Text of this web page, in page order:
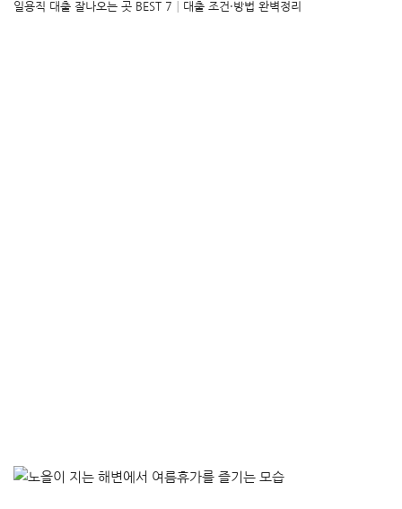
일용직 대출 잘나오는 곳 BEST 7│대출 조건·방법 완벽정리